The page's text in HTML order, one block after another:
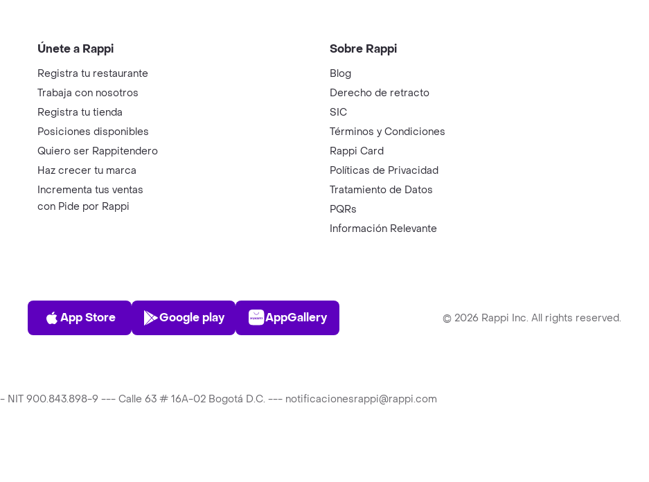
Únete a Rappi
Registra tu restaurante
Trabaja con nosotros
Registra tu tienda
Posiciones disponibles
Quiero ser Rappitendero
Haz crecer tu marca
Incrementa tus ventas
con Pide por Rappi
Sobre Rappi
Blog
Derecho de retracto
SIC
Términos y Condiciones
Rappi Card
Políticas de Privacidad
Tratamiento de Datos
PQRs
Información Relevante
App Store
App Store
Play Store
Google play
AppGallery
AppGallery © 2026 Rappi Inc. All rights reserved.
NIT 900.843.898-9 --- Calle 63 # 16A-02 Bogotá D.C. --- notificacionesrappi@rappi.com